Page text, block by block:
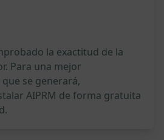
la exactitud de la
Para una mejor
se generará,
AIPRM de forma gratuita